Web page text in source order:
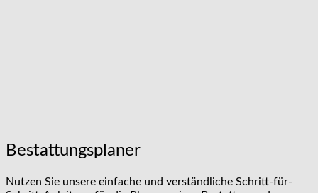
Bestattungsplaner
Nutzen Sie unsere einfache und verständliche Schritt-für-